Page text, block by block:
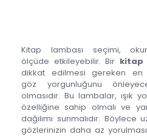
Kitap lambası seçimi,
ölçüde etkileyebilir. Bir kitap
dikkat edilmesi gereken en
göz yorgunluğunu
olmasıdır. Bu lambalar, ışık
özelliğine sahip olmalı ve
dağılımı sunmalıdır. Böylece
gözlerinizin daha az